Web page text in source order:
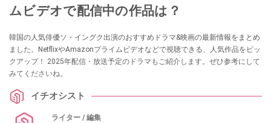
ムビデオで配信中の作品は？
韓国の人気俳優ソ・イングク出演のおすすめドラマ&映画の最新情報をまとめ
ました。NetflixやAmazonプライムビデオなどで視聴できる、人気作品をピッ
クアップ！ 2025年配信・放送予定のドラマもご紹介します。ぜひ参考にして
みてくださいね。
イチオシスト
ライター / 編集